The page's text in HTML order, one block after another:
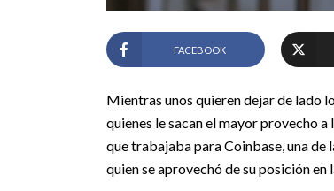
FACEBOOK
Mientras unos quieren dejar de lado
quienes le sacan el mayor provecho
que trabajaba para Coinbase, una
quien se aprovechó de su posición